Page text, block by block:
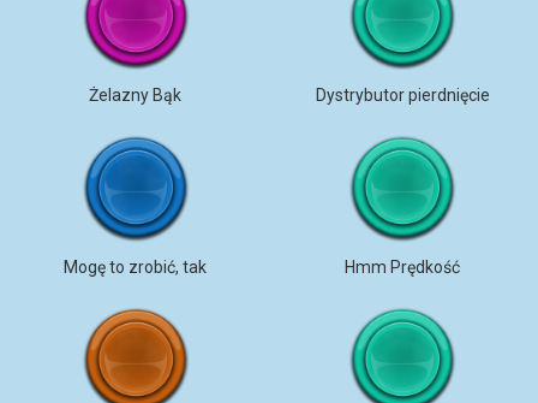
Żelazny Bąk Dystrybutor pierdnięcie
Mogę to zrobić, tak Hmm Prędkość